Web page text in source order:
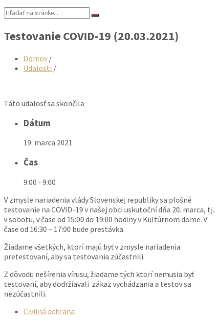
Vyhľadávanie:
Testovanie COVID-19 (20.03.2021)
Domov /
Udalosti /
Táto udalosť sa skončila
Dátum
19. marca 2021
Čas
9:00 - 9:00
V zmysle nariadenia vlády Slovenskej republiky sa plošné
testovanie na COVID-19 v našej obci uskutoční dňa 20. marca, tj.
v sobotu, v čase od 15:00 do 19:00 hodiny v Kultúrnom dome. V
čase od 16:30 – 17:00 bude prestávka.
Žiadame všetkých, ktorí majú byť v zmysle nariadenia
pretestovaní, aby sa testovania zúčastnili.
Z dôvodu nešírenia vírusu, žiadame tých ktorí nemusia byť
testovaní, aby dodržiavali zákaz vychádzania a testov sa
nezúčastnili.
Civilná ochrana